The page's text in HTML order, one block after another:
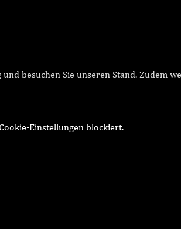
besuchen Sie unseren Stand. Zudem
Einstellungen blockiert.